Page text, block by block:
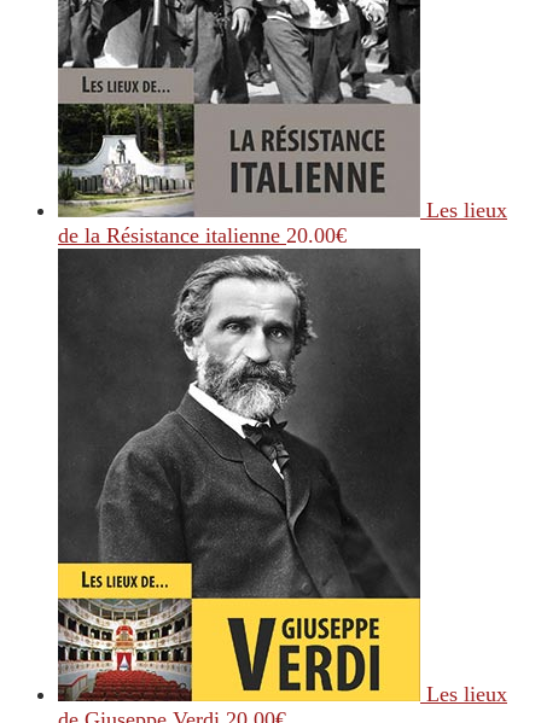
Les lieux
de la Résistance italienne 20.00€
Les lieux